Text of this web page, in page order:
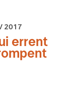
de-France
2017
errent